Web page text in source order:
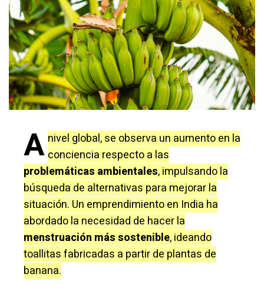
A nivel global, se observa un aumento en la
conciencia respecto a las
problemáticas ambientales, impulsando la
búsqueda de alternativas para mejorar la
situación. Un emprendimiento en India ha
abordado la necesidad de hacer la
menstruación más sostenible, ideando
toallitas fabricadas a partir de plantas de
banana.